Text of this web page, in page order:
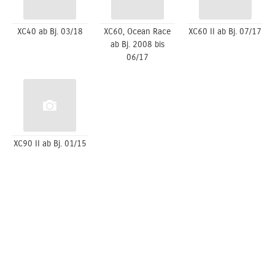
XC40 ab Bj. 03/18
XC60, Ocean Race
ab Bj. 2008 bis
06/17
XC60 II ab Bj. 07/17
XC90 II ab Bj. 01/15